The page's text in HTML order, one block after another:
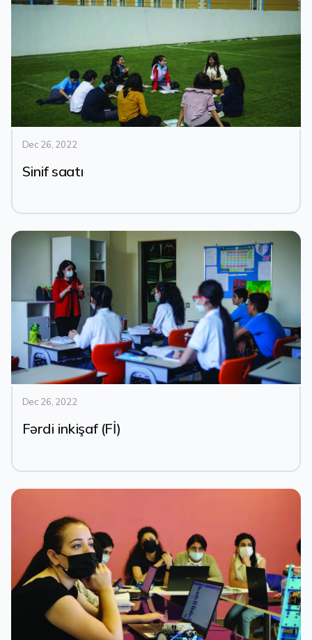
Dec 26, 2022
Sinif saatı
Dec 26, 2022
Fərdi inkişaf (Fİ)